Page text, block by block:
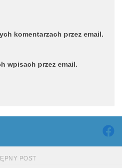
komentarzach przez email.
wpisach przez email.
POST